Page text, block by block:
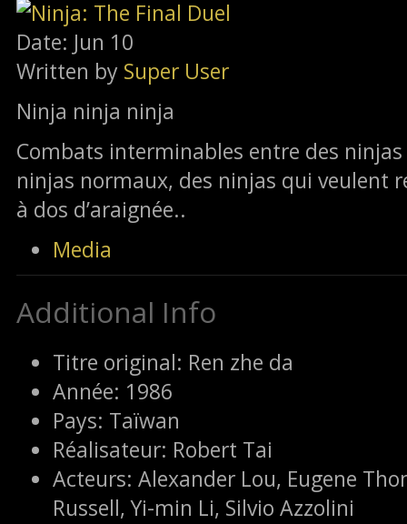
Date: Jun 10
Written by Super User
Ninja ninja ninja
Combats interminables entre des
ninjas normaux, des ninjas qui veulent
à dos d’araignée..
Media
Additional Info
Titre original: Ren zhe da
Année: 1986
Pays: Taïwan
Réalisateur: Robert Tai
Acteurs: Alexander Lou, Eugene
Russell, Yi-min Li, Silvio Azzolini